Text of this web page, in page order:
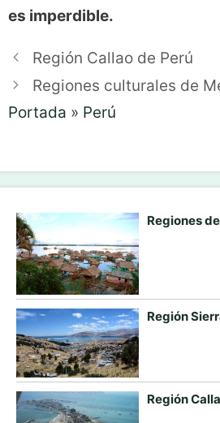
es imperdible.
Región Callao de Perú
Regiones culturales de
Portada » Perú
Regiones
Región
Región